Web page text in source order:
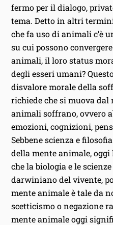
fermo per il dialogo,
tema. Detto in altri
che fa uso di animali c’è
su cui possono
animali, il loro status
degli esseri umani?
disvalore morale della
richiede che si muova
animali soffrano, ovvero
emozioni, cognizioni,
Sebbene scienza e
della mente animale,
che la biologia e le
darwiniano del vivente,
mente animale è tale da
scetticismo o negazione
mente animale oggi